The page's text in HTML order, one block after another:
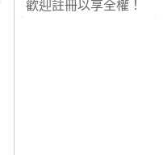
歡迎註冊以享全權！